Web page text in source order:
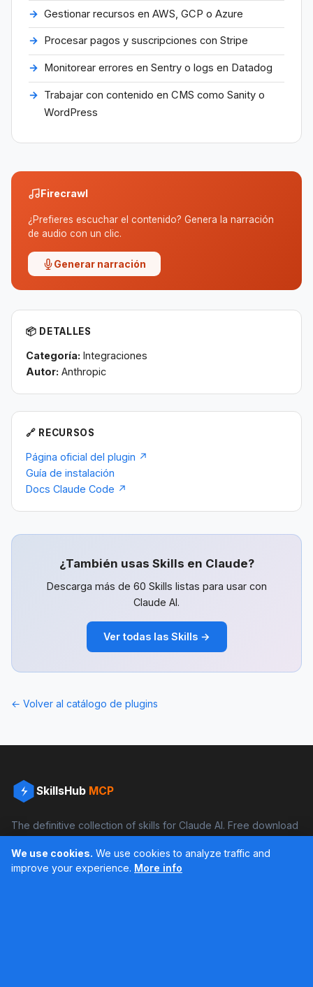
Gestionar recursos en AWS, GCP o Azure
Procesar pagos y suscripciones con Stripe
Monitorear errores en Sentry o logs en Datadog
Trabajar con contenido en CMS como Sanity o
WordPress
Firecrawl
¿Prefieres escuchar el contenido? Genera la narración
de audio con un clic.
Generar narración
📦 DETALLES
Categoría: Integraciones
Autor: Anthropic
🔗 RECURSOS
Página oficial del plugin ↗
Guía de instalación
Docs Claude Code ↗
¿También usas Skills en Claude?
Descarga más de 60 Skills listas para usar con
Claude AI.
Ver todas las Skills →
← Volver al catálogo de plugins
SkillsHub MCP
The definitive collection of skills for Claude AI. Free download
Facebook Instagram
We use cookies. We use cookies to analyze traffic and
improve your experience. More info